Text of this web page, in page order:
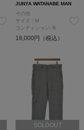
JUNYA WATANABE MAN
その他
サイズ：M
コンディション: B
18,000円（税込）
SOLDOUT